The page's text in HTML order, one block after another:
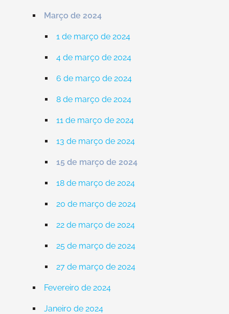
Março de 2024
1 de março de 2024
4 de março de 2024
6 de março de 2024
8 de março de 2024
11 de março de 2024
13 de março de 2024
15 de março de 2024
18 de março de 2024
20 de março de 2024
22 de março de 2024
25 de março de 2024
27 de março de 2024
Fevereiro de 2024
Janeiro de 2024